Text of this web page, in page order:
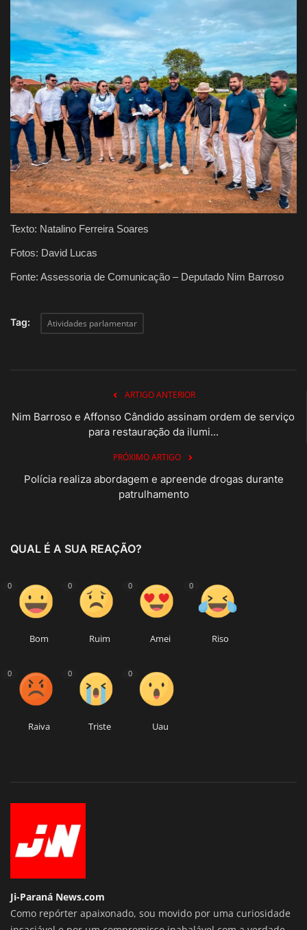
Texto: Natalino Ferreira Soares
Fotos: David Lucas
Fonte: Assessoria de Comunicação – Deputado Nim Barroso
Tag: Atividades parlamentar
ARTIGO ANTERIOR
Nim Barroso e Affonso Cândido assinam ordem de serviço
para restauração da ilumi...
PRÓXIMO ARTIGO
Polícia realiza abordagem e apreende drogas durante
patrulhamento
QUAL É A SUA REAÇÃO?
0
Bom
0
Ruim
0
Amei
0
Riso
0
Raiva
0
Triste
0
Uau
Ji-Paraná News.com
Como repórter apaixonado, sou movido por uma curiosidade